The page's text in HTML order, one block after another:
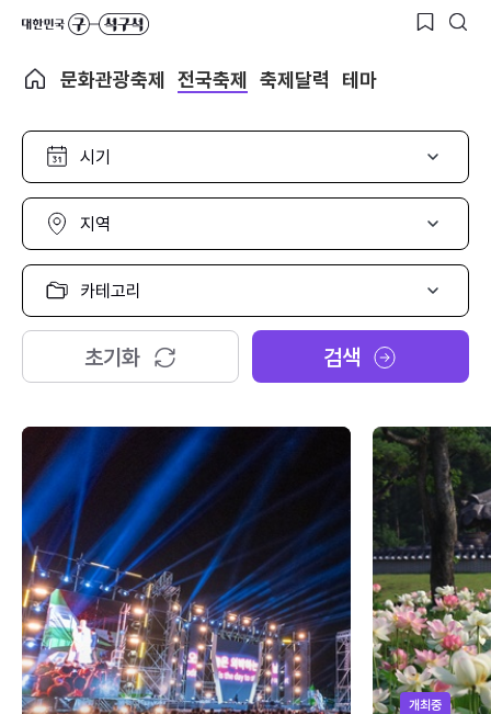
문화관광축제 전국축제 축제달력 테마
시
선
택
지
선
택
카
고
리
택
초기화 검색
개최중